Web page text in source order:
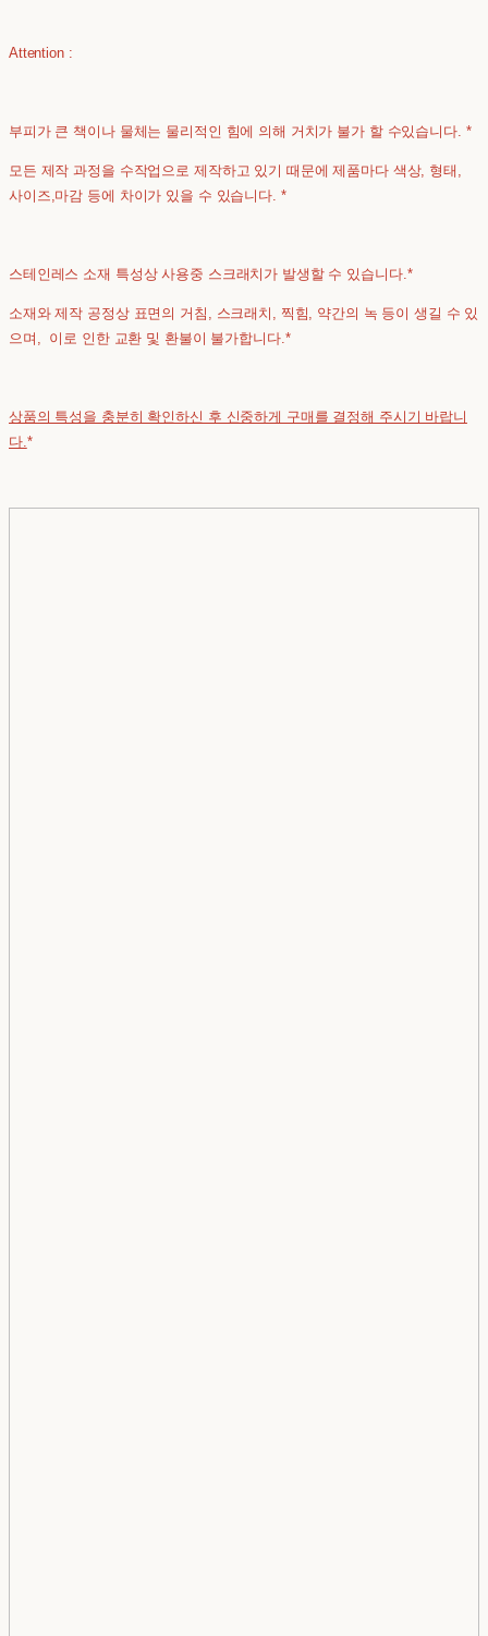
Attention :
부피가 큰 책이나 물체는 물리적인 힘에 의해 거치가 불가 할 수있습니다. *
모든 제작 과정을 수작업으로 제작하고 있기 때문에 제품마다 색상, 형태,
사이즈,마감 등에 차이가 있을 수 있습니다. *
스테인레스 소재 특성상 사용중 스크래치가 발생할 수 있습니다.*
소재와 제작 공정상 표면의 거침, 스크래치, 찍힘, 약간의 녹 등이 생길 수 있
으며, 이로 인한 교환 및 환불이 불가합니다.*
상품의 특성을 충분히 확인하신 후 신중하게 구매를 결정해 주시기 바랍니
다. *